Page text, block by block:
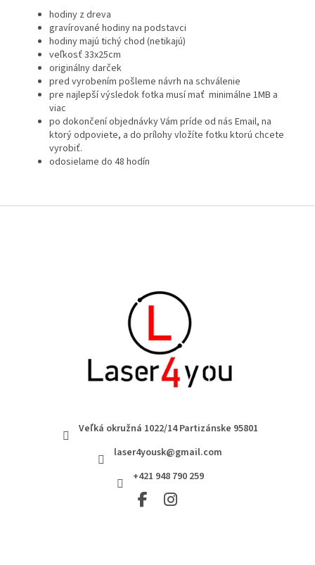
hodiny z dreva
gravírované hodiny na podstavci
hodiny majú tichý chod (netikajú)
veľkosť 33x25cm
originálny darček
pred vyrobením pošleme návrh na schválenie
pre najlepší výsledok fotka musí mať minimálne 1MB a
viac
po dokončení objednávky Vám príde od nás Email, na
ktorý odpoviete, a do prílohy vložíte fotku ktorú chcete
vyrobiť.
odosielame do 48 hodín
Veľká okružná 1022/14 Partizánske 95801
laser4yousk@gmail.com
+421 948 790 259